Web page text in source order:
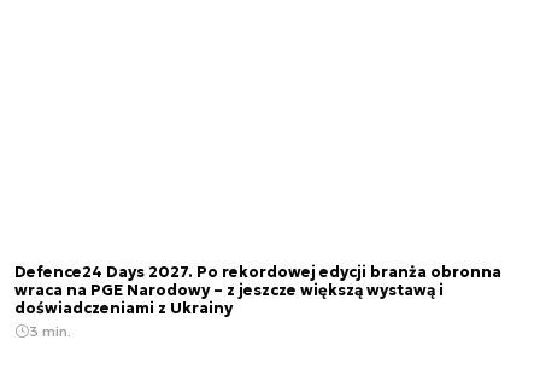
Defence24 Days 2027. Po rekordowej edycji branża obronna
wraca na PGE Narodowy – z jeszcze większą wystawą i
doświadczeniami z Ukrainy
3 min.